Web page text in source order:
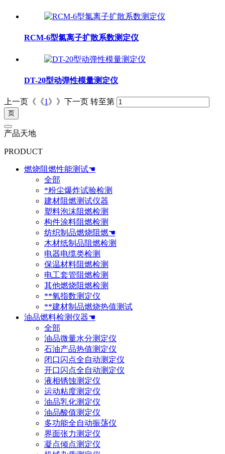
RCM-6型氯离子扩散系数测定仪
DT-20型动弹性模量测定仪
上一页《《1 》》下一页 转至第
产品天地
PRODUCT
燃烧阻燃性能测试☚
全部
*粉尘爆炸试验检测
建材阻燃测试仪器
塑料泡沫阻燃检测
构件涂料阻燃检测
纺织制品燃烧阻燃☚
木材纸制品阻燃检测
电器电缆类检测
保温材料阻燃检测
电工套管阻燃检测
其他燃烧阻燃检测
**氧指数测定仪
**建材制品燃烧热值测试
油品燃料检测仪器☚
全部
油品微量水分测定仪
石油产品热值测定仪
闭口闪点全自动测定仪
开口闪点全自动测定仪
液相锈蚀测定仪
运动粘度测定仪
油品乳化测定仪
油品酸值测定仪
多功能全自动振荡仪
界面张力测定仪
凝点倾点测定仪